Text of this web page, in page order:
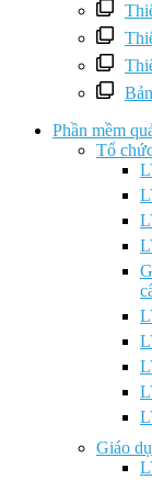
Phần mềm
Tổ
Giáo